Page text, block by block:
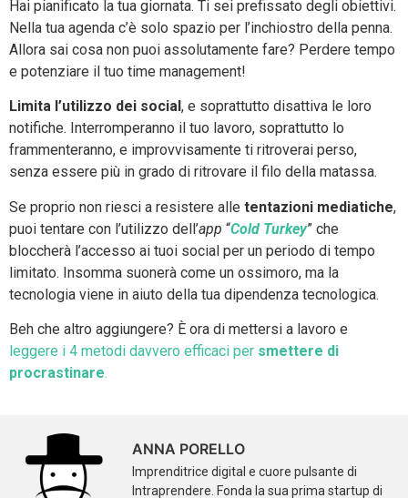
Hai pianificato la tua giornata. Ti sei prefissato degli obiettivi.
Nella tua agenda c’è solo spazio per l’inchiostro della penna.
Allora sai cosa non puoi assolutamente fare? Perdere tempo
e potenziare il tuo time management!
Limita l’utilizzo dei social , e soprattutto disattiva le loro
notifiche. Interromperanno il tuo lavoro, soprattutto lo
frammenteranno, e improvvisamente ti ritroverai perso,
senza essere più in grado di ritrovare il filo della matassa.
Se proprio non riesci a resistere alle tentazioni mediatiche,
puoi tentare con l’utilizzo dell’app “Cold Turkey” che
bloccherà l’accesso ai tuoi social per un periodo di tempo
limitato. Insomma suonerà come un ossimoro, ma la
tecnologia viene in aiuto della tua dipendenza tecnologica.
Beh che altro aggiungere? È ora di mettersi a lavoro e
leggere i 4 metodi davvero efficaci per smettere di
procrastinare.
ANNA PORELLO
Imprenditrice digital e cuore pulsante di
Intraprendere. Fonda la sua prima startup di